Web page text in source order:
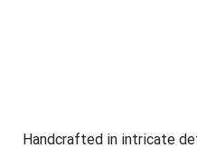
Handcrafted in intricate